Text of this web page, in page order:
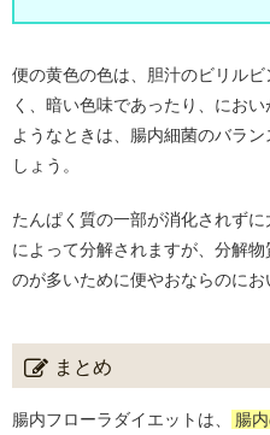
便の黄色の色は、胆汁のビリル
く、暗い色味であったり、にお
ようなときは、腸内細菌のバラ
しょう。
たんぱく質の一部が消化されず
によって分解されますが、分解
のが多いために便やおならのにお
まとめ
腸内フローラダイエットは、
腸